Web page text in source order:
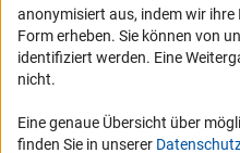
Barriere melden
DFG-aktuell
schauen Sie sich die Ausgaben
anonymisiert aus, indem wir
Form erheben. Sie können von
identifiziert werden. Eine
nicht.
Eine genaue Übersicht über
finden Sie in unserer